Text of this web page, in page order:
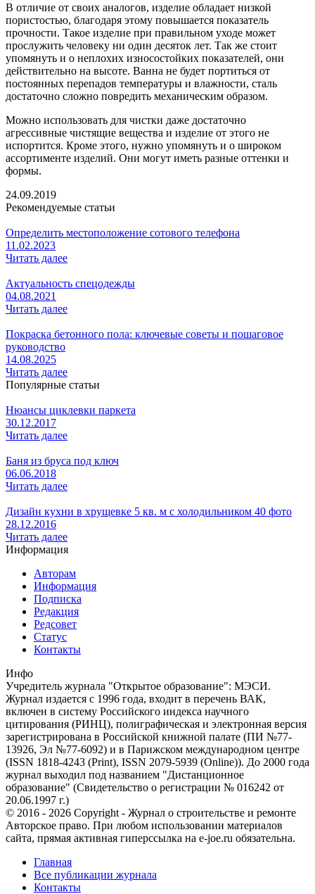
В отличие от своих аналогов, изделие обладает низкой
пористостью, благодаря этому повышается показатель
прочности. Такое изделие при правильном уходе может
прослужить человеку ни один десяток лет. Так же стоит
упомянуть и о неплохих износостойких показателей, они
действительно на высоте. Ванна не будет портиться от
постоянных перепадов температуры и влажности, сталь
достаточно сложно повредить механическим образом.
Можно использовать для чистки даже достаточно
агрессивные чистящие вещества и изделие от этого не
испортится. Кроме этого, нужно упомянуть и о широком
ассортименте изделий. Они могут иметь разные оттенки и
формы.
24.09.2019
Рекомендуемые статьи
Определить местоположение сотового телефона
11.02.2023
Читать далее
Актуальность спецодежды
04.08.2021
Читать далее
Покраска бетонного пола: ключевые советы и пошаговое
руководство
14.08.2025
Читать далее
Популярные статьи
Нюансы циклевки паркета
30.12.2017
Читать далее
Баня из бруса под ключ
06.06.2018
Читать далее
Дизайн кухни в хрущевке 5 кв. м с холодильником 40 фото
28.12.2016
Читать далее
Информация
Авторам
Информация
Подписка
Редакция
Редсовет
Статус
Контакты
Инфо
Учредитель журнала "Открытое образование": МЭСИ.
Журнал издается с 1996 года, входит в перечень ВАК,
включен в систему Российского индекса научного
цитирования (РИНЦ), полиграфическая и электронная версия
зарегистрирована в Российской книжной палате (ПИ №77-
13926, Эл №77-6092) и в Парижском международном центре
(ISSN 1818-4243 (Print), ISSN 2079-5939 (Online)). До 2000 года
журнал выходил под названием "Дистанционное
образование" (Свидетельство о регистрации № 016242 от
20.06.1997 г.)
© 2016 - 2026 Copyright - Журнал о строительстве и ремонте
Авторское право. При любом использовании материалов
сайта, прямая активная гиперссылка на e-joe.ru обязательна.
Главная
Все публикации журнала
Контакты